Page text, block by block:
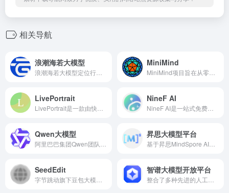
相关导航
浪潮海若大模型 MiniMind
LivePortrait NineF AI
Qwen大模型 昇思大模型平台
SeedEdit 智谱大模型开放平台